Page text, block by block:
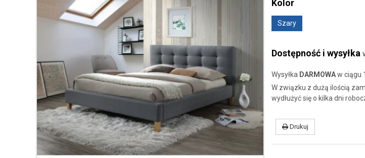
Szary
Dostępność i wysyłka
Wysyłka DARMOWAw ciągu
W związku z dużą ilością
wydłużyć się o kilka dni
Drukuj